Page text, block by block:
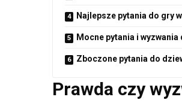
Najlepsze pytania do gry
Mocne pytania i wyzwania
Zboczone pytania do
Prawda czy